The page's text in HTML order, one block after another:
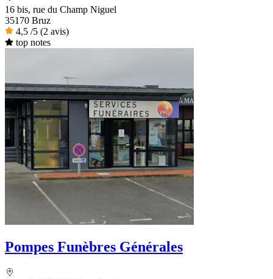
16 bis, rue du Champ Niguel
35170 Bruz
4,5 /5 (2 avis)
top notes
Pompes Funèbres Générales